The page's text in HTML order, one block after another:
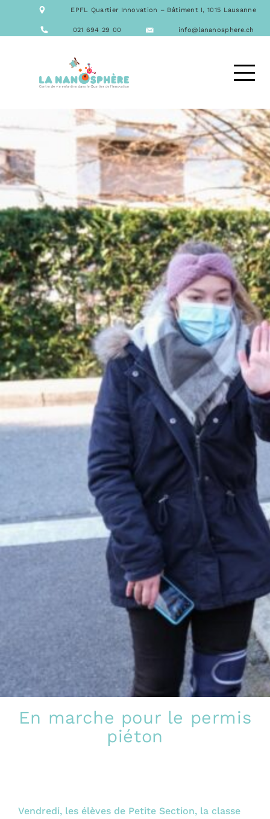
EPFL Quartier Innovation – Bâtiment I, 1015 Lausanne
021 694 29 00 info@lananosphere.ch
ACTIVITÉS
DEMANDE D’ACCUEIL
En marche pour le permis
piéton
Vendredi, les élèves de Petite Section, la classe